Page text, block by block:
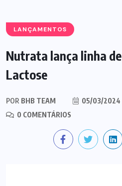
LANÇAMENTOS
Nutrata lança linha
Lactose
POR BHB TEAM
05/03/2024
0 COMENTÁRIOS